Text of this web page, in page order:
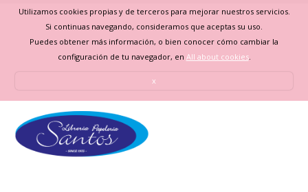
Utilizamos cookies propias y de terceros para mejorar nuestros servicios.
Si continuas navegando, consideramos que aceptas su uso.
Puedes obtener más información, o bien conocer cómo cambiar la
configuración de tu navegador, en All about cookies.
x